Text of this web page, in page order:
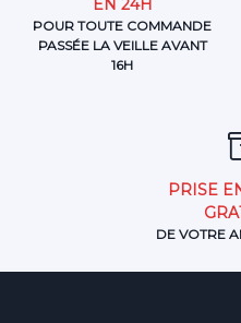
EN 24H
POUR TOUTE COMMANDE
PASSÉE LA VEILLE AVANT
16H
PRISE
DE VOTRE